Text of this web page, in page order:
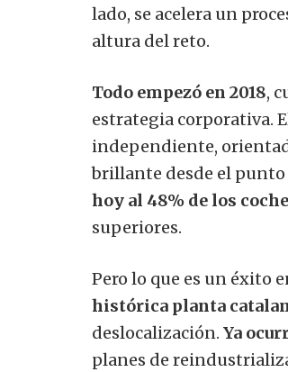
lado, se acelera un
altura del reto.
Todo empezó en 2018,
estrategia corporativa.
independiente,
brillante desde el punto
hoy al 48% de los
superiores.
Pero lo que es un éxito
histórica planta
deslocalización. Ya
planes de